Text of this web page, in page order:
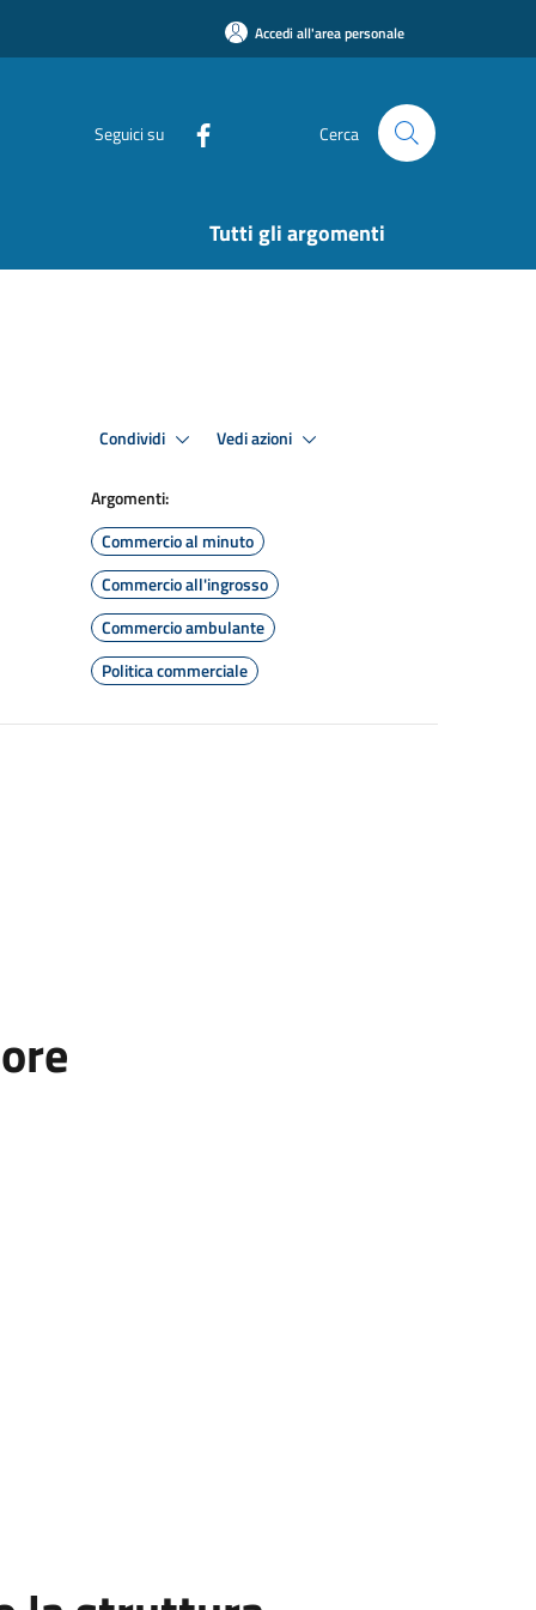
Accedi all'area personale
Seguici su Cerca
Tutti gli argomenti
Condividi Vedi azioni
Argomenti:
Commercio al minuto
Commercio all'ingrosso
Commercio ambulante
Politica commerciale